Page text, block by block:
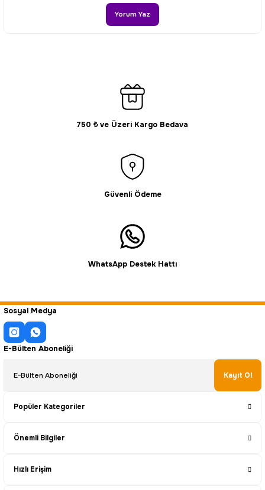
Ürün bilgilerinde hatalar bulunuyor.
Gönder
Yorum Yaz
750 ₺ ve Üzeri Kargo Bedava
Güvenli Ödeme
WhatsApp Destek Hattı
Sosyal Medya
E-Bülten Aboneliği
Kayıt Ol
Popüler Kategoriler
Önemli Bilgiler
Hızlı Erişim